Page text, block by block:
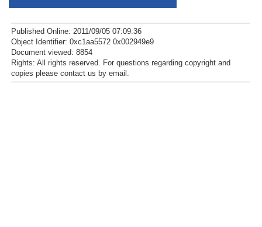
Published Online: 2011/09/05 07:09:36
Object Identifier: 0xc1aa5572 0x002949e9
Document viewed: 8854
Rights: All rights reserved. For questions regarding copyright and
copies please contact us by email .